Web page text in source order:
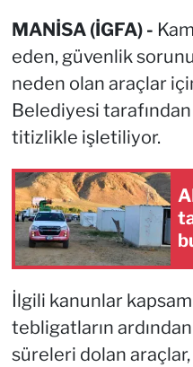
MANİSA (İGFA) -
eden, güvenlik
neden olan araçlar
Belediyesi
titizlikle işletiliyor.
İlgili kanunlar
tebligatların
süreleri dolan